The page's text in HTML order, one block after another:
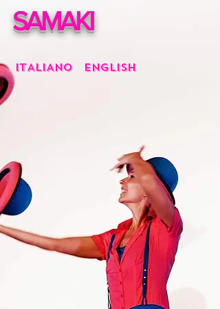
SAMAKI
ITALIANO English